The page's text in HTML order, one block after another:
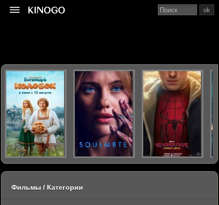
ok
Фильмы / Категории